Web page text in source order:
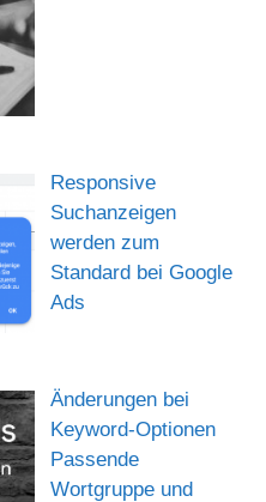
Responsive
Suchanzeigen
werden zum
Standard bei Google
Ads
Änderungen bei
Keyword-Optionen
Passende
Wortgruppe und